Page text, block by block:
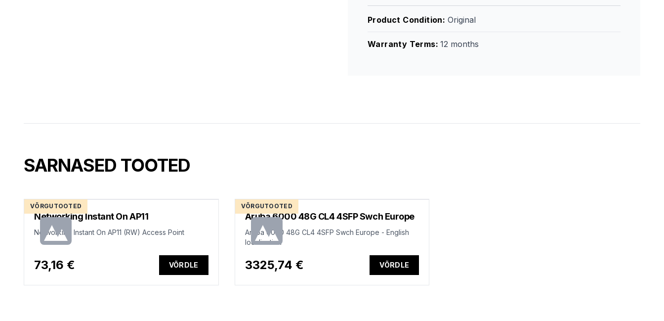
Product Condition: Original
Warranty Terms:12 months
SARNASED TOOTED
VÕRGUTOOTED
Networking Instant On AP11
Networking Instant On AP11 (RW) Access Point
73,16 € VÕRDLE
VÕRGUTOOTED
Aruba 6000 48G CL4 4SFP Swch Europe
Aruba 6000 48G CL4 4SFP Swch Europe - English
localization
3325,74 € VÕRDLE